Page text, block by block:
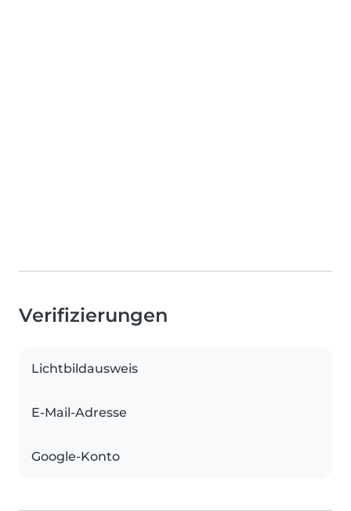
Verifizierungen
Lichtbildausweis
E-Mail-Adresse
Google-Konto